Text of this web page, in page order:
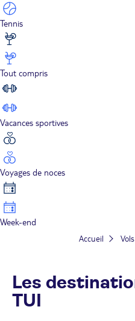
Tennis
Tout compris
Vacances sportives
Voyages de noces
Week-end
Accueil Vols
Les
TUI